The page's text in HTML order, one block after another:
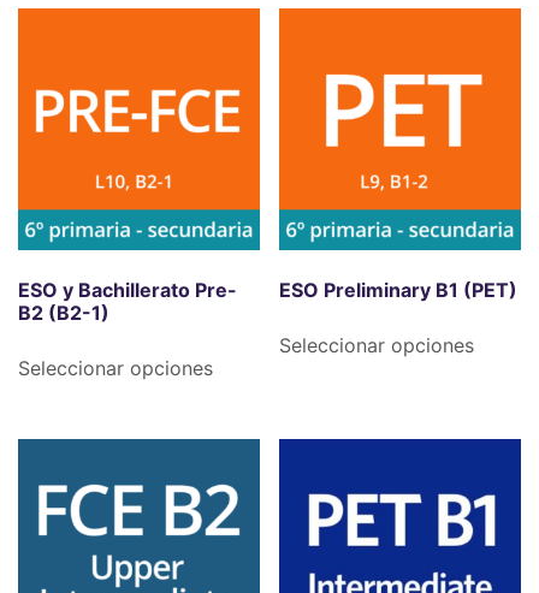
ESO y Bachillerato Pre-
B2 (B2-1)
Seleccionar opciones
ESO Preliminary B1 (PET)
Seleccionar opciones